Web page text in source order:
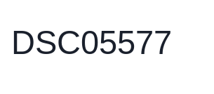
DSC05577